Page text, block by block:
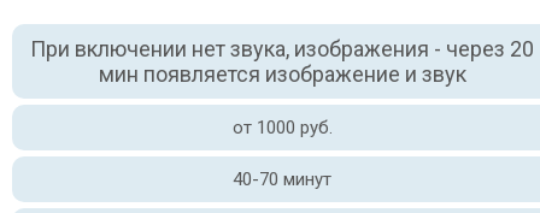
При включении нет звука, изображения - через 20
мин появляется изображение и звук
от 1000 руб.
40-70 минут